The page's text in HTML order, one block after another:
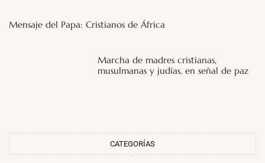
Mensaje del Papa: Cristianos de África
Marcha de madres cristianas,
musulmanas y judías, en señal de paz
CATEGORÍAS